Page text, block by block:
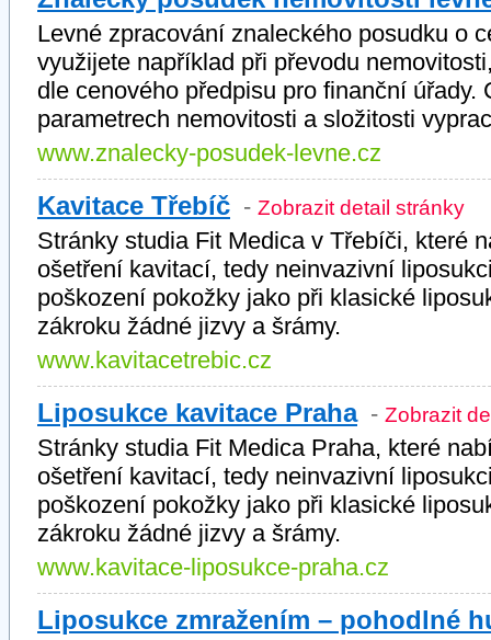
Levné zpracování znaleckého posudku o
využijete například při převodu
dle cenového předpisu pro finanční úřady.
parametrech nemovitosti a složitosti
www.znalecky-posudek-levne.cz
Kavitace Třebíč - Zobrazit detail stránky
Stránky studia Fit Medica v Třebíči, které
ošetření kavitací, tedy neinvazivní
poškození pokožky jako při klasické
zákroku žádné jizvy a šrámy.
www.kavitacetrebic.cz
Liposukce kavitace Praha - Zobrazit
Stránky studia Fit Medica Praha, které
ošetření kavitací, tedy neinvazivní
poškození pokožky jako při klasické
zákroku žádné jizvy a šrámy.
www.kavitace-liposukce-praha.cz
Liposukce zmražením – pohodlné